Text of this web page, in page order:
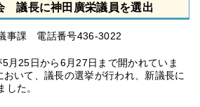
議長に神田廣栄議員を選出
事課 電話番号436-3022
月25日から6月27日まで開かれていま
いて、議長の選挙が行われ、新議長に
した。